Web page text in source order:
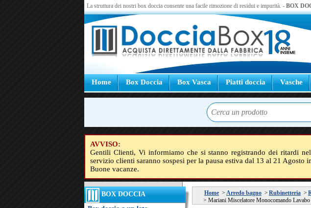
La struttura dei nostri box doccia consente una facile rimozione di residui e impurità. - BOX
Home Box Doccia Box Vasca Piatti doccia Vasche
AVVISO:
Gentili Clienti, Vi informiamo che si stanno registrando dei ritardi
servizio clienti saranno sospesi per la pausa estiva dal 13 al 21 Agosto
Buone vacanze.
BOX DOCCIA
Home > Arredo bagno > Rubinetteria >
> Mariani Miscelatore Monocomando